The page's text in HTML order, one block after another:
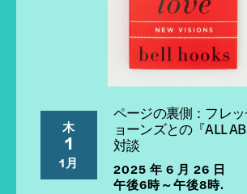
木
1
1月
ページの裏側：フレ
ョーンズとの『ALL
対談
2025 年 6 月 26 日
午後6時～午後8時.